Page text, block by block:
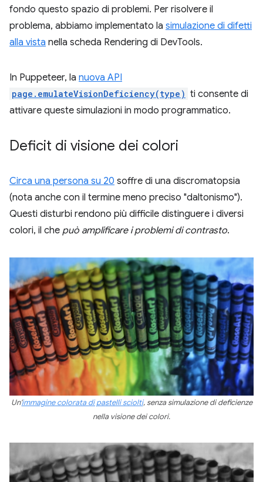
fondo questo spazio di problemi. Per risolvere il
problema, abbiamo implementato la simulazione di difetti
alla vista nella scheda Rendering di DevTools.
In Puppeteer, la nuova API
page.emulateVisionDeficiency(type) ti consente di
attivare queste simulazioni in modo programmatico.
Deficit di visione dei colori
Circa una persona su 20 soffre di una discromatopsia
(nota anche con il termine meno preciso "daltonismo").
Questi disturbi rendono più difficile distinguere i diversi
colori, il che può amplificare i problemi di contrasto.
Un'immagine colorata di pastelli sciolti, senza simulazione di deficienze
nella visione dei colori.